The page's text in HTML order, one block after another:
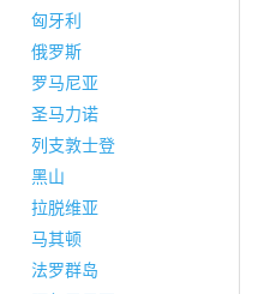
匈牙利
俄罗斯
罗马尼亚
圣马力诺
列支敦士登
黑山
拉脱维亚
马其顿
法罗群岛